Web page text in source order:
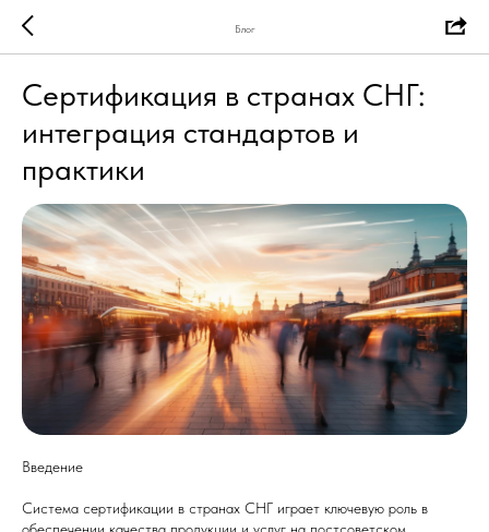
Блог
Сертификация в странах СНГ:
интеграция стандартов и
практики
Введение
Система сертификации в странах СНГ играет ключевую роль в